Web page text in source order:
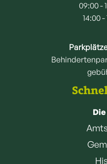
09:00 -
14:00